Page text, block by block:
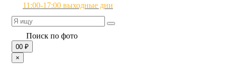
11:00-17:00 выходные дни
Поиск по фото
00 ₽
×